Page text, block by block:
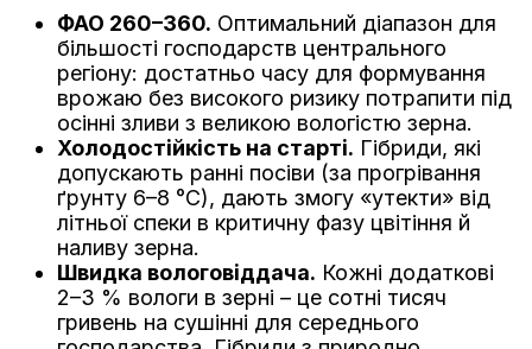
ФАО 260–360. Оптимальний діапазон для
більшості господарств центрального
регіону: достатньо часу для формування
врожаю без високого ризику потрапити під
осінні зливи з великою вологістю зерна.
Холодостійкість на старті. Гібриди, які
допускають ранні посіви (за прогрівання
ґрунту 6–8 °С), дають змогу «утекти» від
літньої спеки в критичну фазу цвітіння й
наливу зерна.
Швидка вологовіддача. Кожні додаткові
2–3 % вологи в зерні – це сотні тисяч
гривень на сушінні для середнього